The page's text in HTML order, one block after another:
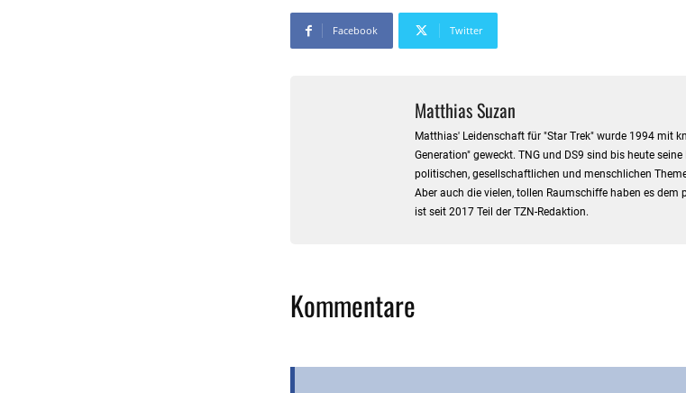
Facebook Twitter
Matthias Suzan
Matthias' Leidenschaft für "Star Trek" wurde 1994 mit
Generation" geweckt. TNG und DS9 sind bis heute
politischen, gesellschaftlichen und menschlichen
Aber auch die vielen, tollen Raumschiffe haben es
ist seit 2017 Teil der TZN-Redaktion.
Kommentare